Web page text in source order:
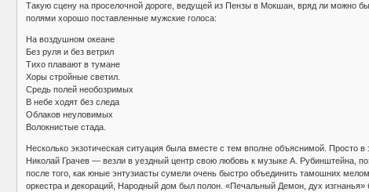
Такую сцену на проселочной дороге, ведущей из Пензы в Мокшан, вряд ли можно
полями хорошо поставленные мужские голоса:
На воздушном океане
Без руля и без ветрил
Тихо плавают в тумане
Хоры стройные светил.
Средь полей необозримых
В небе ходят без следа
Облаков неуловимых
Волокнистые стада.
Несколько экзотическая ситуация была вместе с тем вполне объяснимой.
Николай Грачев — везли в уездный центр свою любовь к музыке А. Рубинштейна,
после того, как юные энтузиасты сумели очень быстро объединить тамошних
оркестра и декораций, Народный дом был полон. «Печальный Демон, дух изгнанья»